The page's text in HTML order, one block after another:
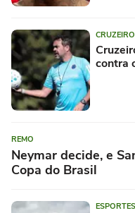
CRUZEIRO
contra
REMO
Neymar decide, e
Copa do Brasil
ESPORTES